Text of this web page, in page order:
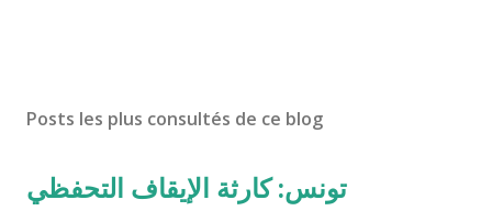
Posts les plus consultés de ce blog
تونس: كارثة الإيقاف التحفظي